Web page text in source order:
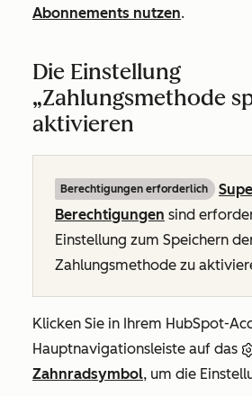
Abonnements nutzen.
Die Einstellung
„Zahlungsmethode
aktivieren
Berechtigungen erforderlich
Berechtigungen sind
Einstellung zum Speichern
Zahlungsmethode zu
Klicken Sie in Ihrem HubSpot-
Hauptnavigationsleiste auf das
Zahnradsymbol, um die